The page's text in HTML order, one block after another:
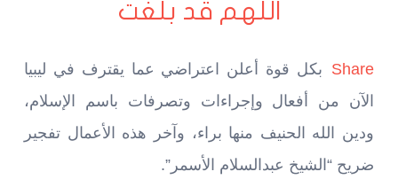
اللهم قد بلغت
Share بكل قوة أعلن اعتراضي عما يقترف في ليبيا
الآن من أفعال وإجراءات وتصرفات باسم الإسلام،
ودين الله الحنيف منها براء، وآخر هذه الأعمال تفجير
ضريح “الشيخ عبدالسلام الأسمر”.